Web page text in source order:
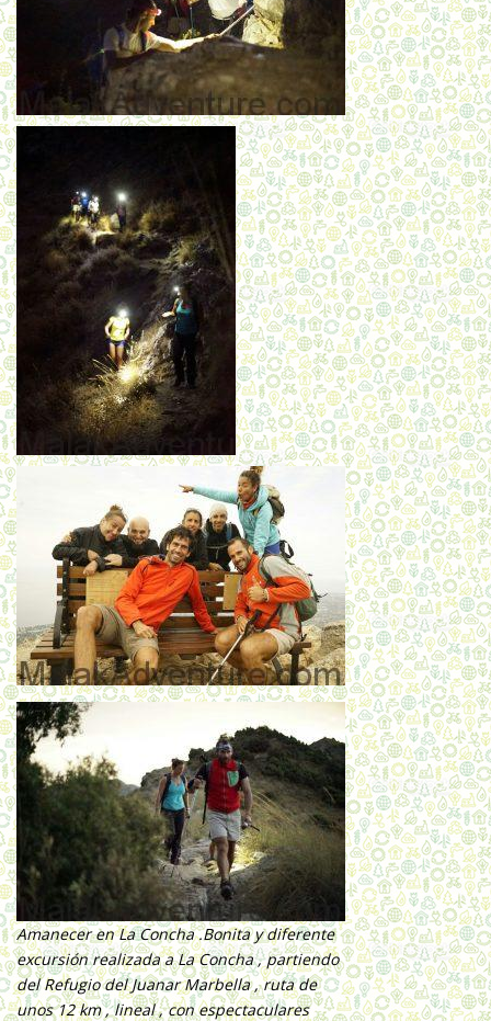
Amanecer en La Concha .Bonita y diferente
excursión realizada a La Concha , partiendo
del Refugio del Juanar Marbella , ruta de
unos 12 km , lineal , con espectaculares